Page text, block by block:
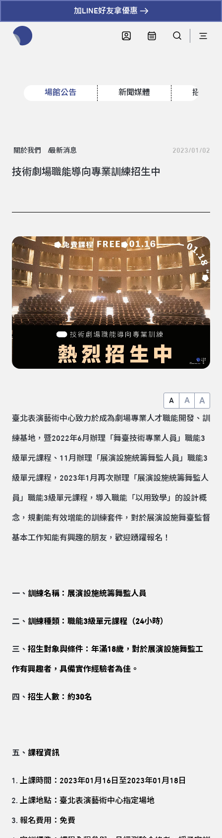
加LINE好友拿優惠
場館公告 新聞媒體 招標資
關於我們 最新消息 2023/01/02
技術劇場職能導向專業訓練招生中
A A A
臺北表演藝術中心致力於成為劇場專業人才職能開發、訓
練基地，暨2022年6月辦理「舞臺技術專業人員」職能3
級單元課程、11月辦理「展演設施統籌舞監人員」職能3
級單元課程，2023年1月再次辦理「展演設施統籌舞監人
員」職能3級單元課程，導入職能「以用致學」的設計概
念，規劃能有效增能的訓練套件，對於展演設施舞臺監督
基本工作知能有興趣的朋友，歡迎踴躍報名！
一、 訓練名稱：展演設施統籌舞監人員
二、 訓練種類：職能3級單元課程（24小時）
三、 招生對象與條件：年滿18歲，對於展演設施舞監工
作有興趣者，具備實作經驗者為佳。
四、 招生人數：約30名
五、 課程資訊
上課時間：2023年01月16日至2023年01月18日
上課地點：臺北表演藝術中心指定場地
報名費用：免費